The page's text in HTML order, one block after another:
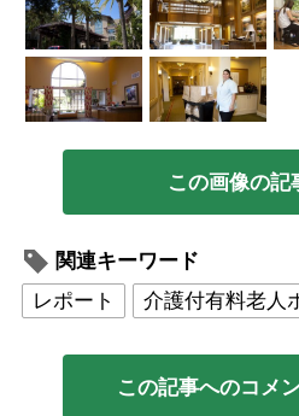
この画像の記
関連キーワード
レポート
介護付有料老人
この記事へのコメ